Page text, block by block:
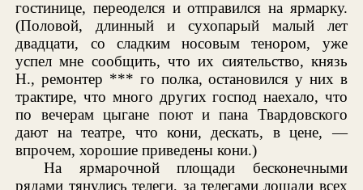
гостинице, переоделся и отправился на ярмарку.
(Половой, длинный и сухопарый малый лет
двадцати, со сладким носовым тенором, уже
успел мне сообщить, что их сиятельство, князь
Н., ремонтер *** го полка, остановился у них в
трактире, что много других господ наехало, что
по вечерам цыгане поют и пана Твардовского
дают на театре, что кони, дескать, в цене, —
впрочем, хорошие приведены кони.)
На ярмарочной площади бесконечными
рядами тянулись телеги, за телегами лошади всех